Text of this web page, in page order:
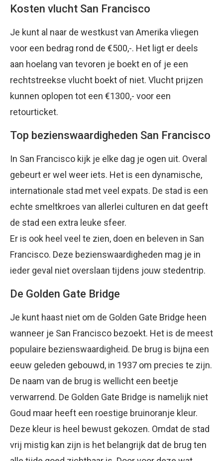
Kosten vlucht San Francisco
Je kunt al naar de westkust van Amerika vliegen
voor een bedrag rond de €500,-. Het ligt er deels
aan hoelang van tevoren je boekt en of je een
rechtstreekse vlucht boekt of niet. Vlucht prijzen
kunnen oplopen tot een €1300,- voor een
retourticket.
Top bezienswaardigheden San Francisco
In San Francisco kijk je elke dag je ogen uit. Overal
gebeurt er wel weer iets. Het is een dynamische,
internationale stad met veel expats. De stad is een
echte smeltkroes van allerlei culturen en dat geeft
de stad een extra leuke sfeer.
Er is ook heel veel te zien, doen en beleven in San
Francisco. Deze bezienswaardigheden mag je in
ieder geval niet overslaan tijdens jouw stedentrip.
De Golden Gate Bridge
Je kunt haast niet om de Golden Gate Bridge heen
wanneer je San Francisco bezoekt. Het is de meest
populaire bezienswaardigheid. De brug is bijna een
eeuw geleden gebouwd, in 1937 om precies te zijn.
De naam van de brug is wellicht een beetje
verwarrend. De Golden Gate Bridge is namelijk niet
Goud maar heeft een roestige bruinoranje kleur.
Deze kleur is heel bewust gekozen. Omdat de stad
vrij mistig kan zijn is het belangrijk dat de brug ten